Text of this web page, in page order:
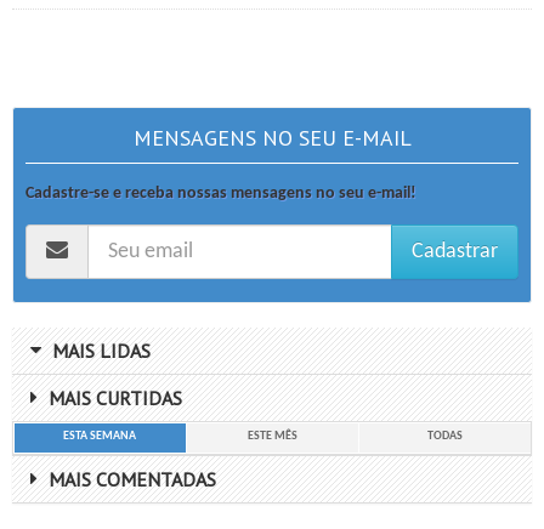
MENSAGENS NO SEU E-MAIL
Cadastre-se e receba nossas mensagens no seu e-mail!
Cadastrar
MAIS LIDAS
MAIS CURTIDAS
ESTA SEMANA ESTE MÊS TODAS
MAIS COMENTADAS